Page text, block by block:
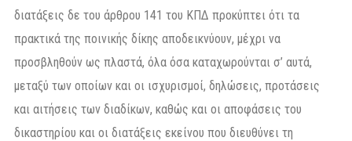
διατάξεις δε του άρθρου 141 του ΚΠΔ προκύπτει ότι τα
πρακτικά της ποινικής δίκης αποδεικνύουν, μέχρι να
προσβληθούν ως πλαστά, όλα όσα καταχωρούνται σ’ αυτά,
μεταξύ των οποίων και οι ισχυρισμοί, δηλώσεις, προτάσεις
και αιτήσεις των διαδίκων, καθώς και οι αποφάσεις του
δικαστηρίου και οι διατάξεις εκείνου που διευθύνει τη